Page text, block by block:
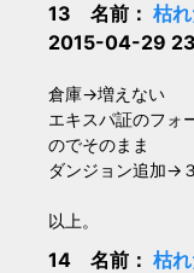
13 名前： 枯
2015-04-29
倉庫→増えない
エキスパ証のフォ
のでそのまま
ダンジョン追加→
以上。
14 名前： 枯